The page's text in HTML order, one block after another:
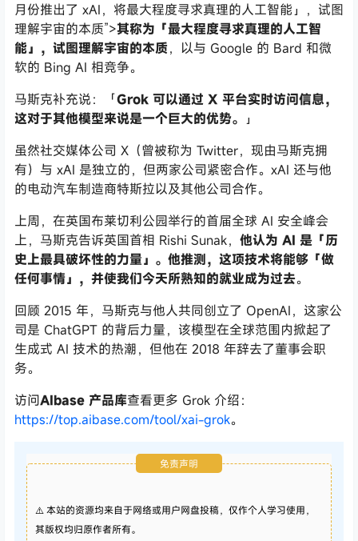
月份推出了 xAI，将最大程度寻求真理的人工智能」，试图
理解宇宙的本质”>其称为「最大程度寻求真理的人工智
能」，试图理解宇宙的本质，以与 Google 的 Bard 和微
软的 Bing AI 相竞争。
马斯克补充说：「Grok 可以通过 X 平台实时访问信息，
这对于其他模型来说是一个巨大的优势。 」
虽然社交媒体公司 X（曾被称为 Twitter，现由马斯克拥
有）与 xAI 是独立的，但两家公司紧密合作。xAI 还与他
的电动汽车制造商特斯拉以及其他公司合作。
上周，在英国布莱切利公园举行的首届全球 AI 安全峰会
上，马斯克告诉英国首相 Rishi Sunak， 他认为 AI 是「历
史上最具破坏性的力量」。他推测，这项技术将能够「做
任何事情」，并使我们今天所熟知的就业成为过去。
回顾 2015 年，马斯克与他人共同创立了 OpenAI，这家公
司是 ChatGPT 的背后力量，该模型在全球范围内掀起了
生成式 AI 技术的热潮，但他在 2018 年辞去了董事会职
务。
访问AIbase 产品库查看更多 Grok 介绍：
https://top.aibase.com/tool/xai-grok。
免责声明
⚠️ 本站的资源均来自于网络或用户网盘投稿，仅作个人学习使用，
其版权均归原作者所有。